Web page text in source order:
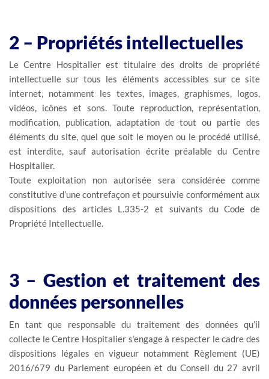
2 – Propriétés intellectuelles
Le Centre Hospitalier est titulaire des droits de propriété
intellectuelle sur tous les éléments accessibles sur ce site
internet, notamment les textes, images, graphismes, logos,
vidéos, icônes et sons. Toute reproduction, représentation,
modification, publication, adaptation de tout ou partie des
éléments du site, quel que soit le moyen ou le procédé utilisé,
est interdite, sauf autorisation écrite préalable du Centre
Hospitalier.
Toute exploitation non autorisée sera considérée comme
constitutive d’une contrefaçon et poursuivie conformément aux
dispositions des articles L.335-2 et suivants du Code de
Propriété Intellectuelle.
3 – Gestion et traitement des
données personnelles
En tant que responsable du traitement des données qu’il
collecte le Centre Hospitalier s’engage à respecter le cadre des
dispositions légales en vigueur notamment Règlement (UE)
2016/679 du Parlement européen et du Conseil du 27 avril